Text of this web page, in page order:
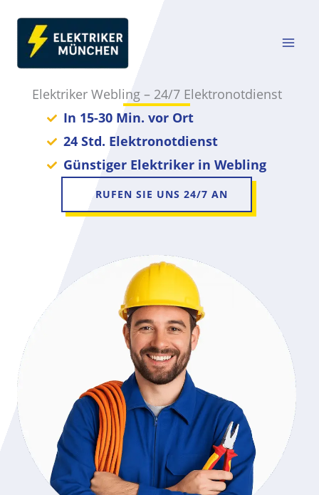
Inhalt
springen
Elektriker Webling – 24/7 Elektronotdienst
In 15-30 Min. vor Ort
24 Std. Elektronotdienst
Günstiger Elektriker in Webling
RUFEN SIE UNS 24/7 AN